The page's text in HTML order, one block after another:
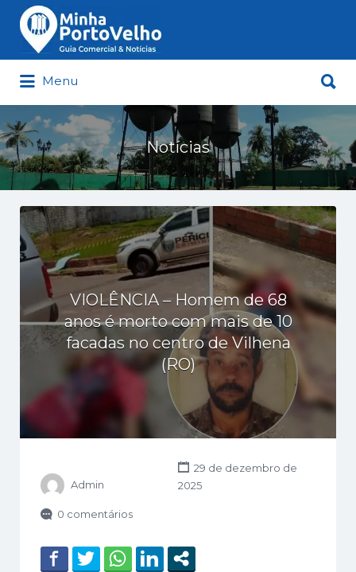
Minha Porto Velho – Seu Guia
Comercial e Notícias de Porto Velho
Buscar
por:
Menu
por:
Notícias
VIOLÊNCIA – Homem de 68
anos é morto com mais de 10
facadas no centro de Vilhena
(RO)
Admin
29 de dezembro de
2025
0 comentários